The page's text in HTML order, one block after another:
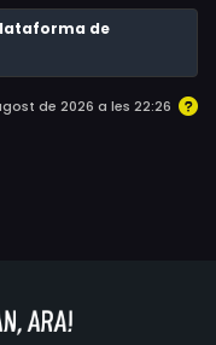
El perquè de les
feminista i de la
veu única.
de
de 2026 a les 22:26